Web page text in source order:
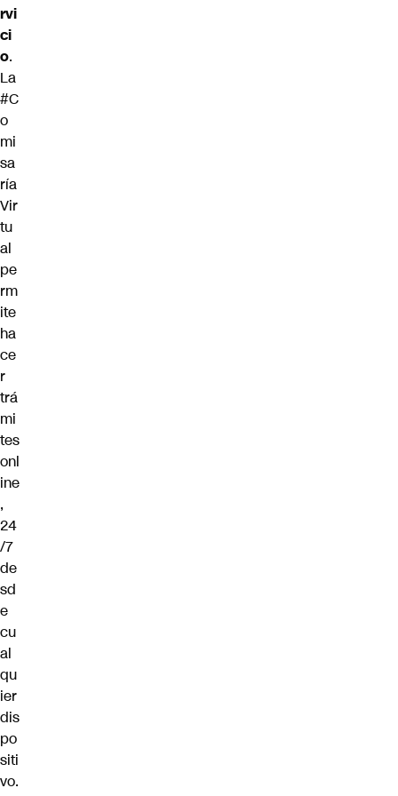
rvi
ci
o.
La
#C
o
mi
sa
ría
Vir
tu
al
pe
rm
ite
ha
ce
r
trá
mi
tes
onl
ine
,
24
/7
de
sd
e
cu
al
qu
ier
dis
po
siti
vo.